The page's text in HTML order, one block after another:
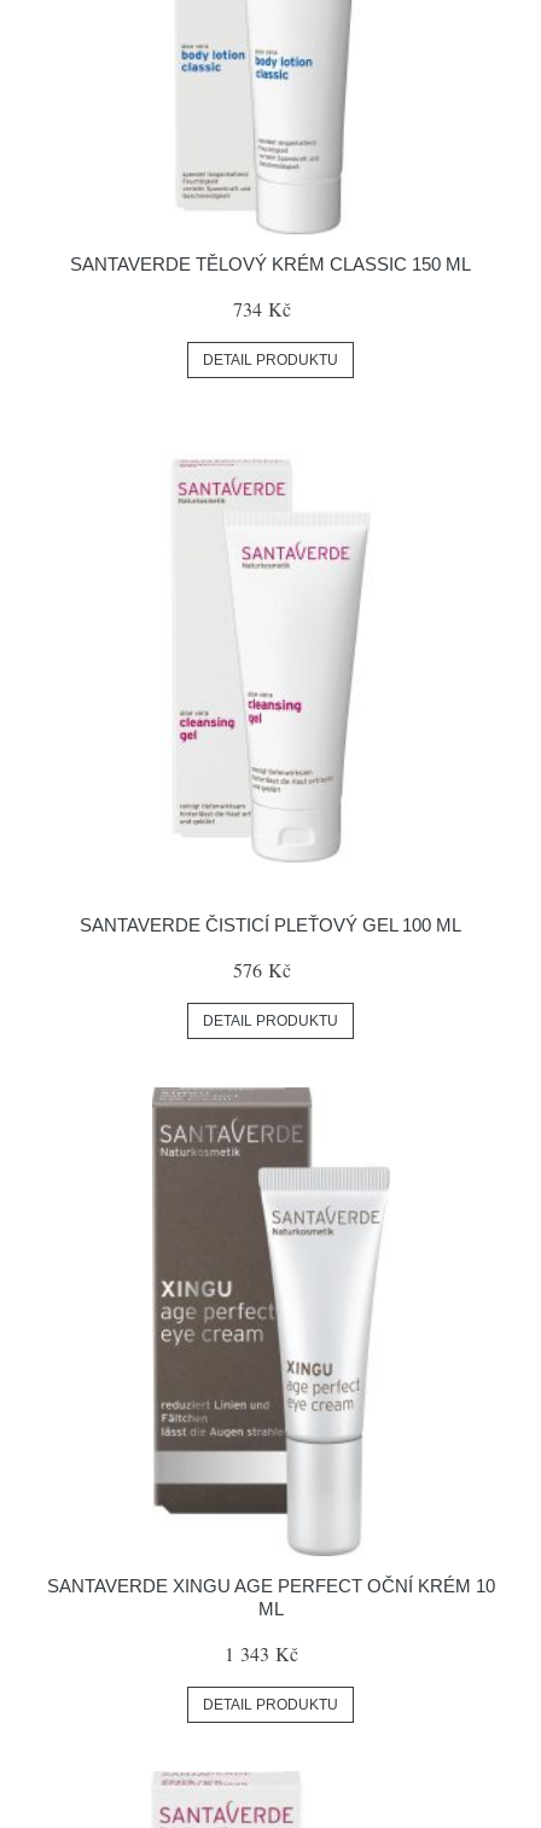
SANTAVERDE TĚLOVÝ KRÉM CLASSIC 150 ML
734 Kč
DETAIL PRODUKTU
SANTAVERDE ČISTICÍ PLEŤOVÝ GEL 100 ML
576 Kč
DETAIL PRODUKTU
SANTAVERDE XINGU AGE PERFECT OČNÍ KRÉM 10
ML
1 343 Kč
DETAIL PRODUKTU